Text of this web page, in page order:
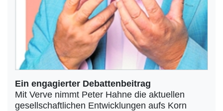
Ein engagierter Debattenbeitrag
Mit Verve nimmt Peter Hahne die aktuellen
gesellschaftlichen Entwicklungen aufs Korn